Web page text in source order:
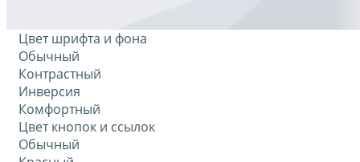
Цвет шрифта и фона
Обычный
Контрастный
Инверсия
Комфортный
Цвет кнопок и ссылок
Обычный